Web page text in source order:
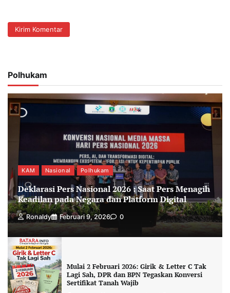
Polhukam
KAM Nasional Polhukam
Deklarasi Pers Nasional 2026 : Saat Pers Menagih
Keadilan pada Negara dan Platform Digital
Ronaldy Februari 9, 2026 0
Mulai 2 Februari 2026: Girik & Letter C Tak
Lagi Sah, DPR dan BPN Tegaskan Konversi
Sertifikat Tanah Wajib